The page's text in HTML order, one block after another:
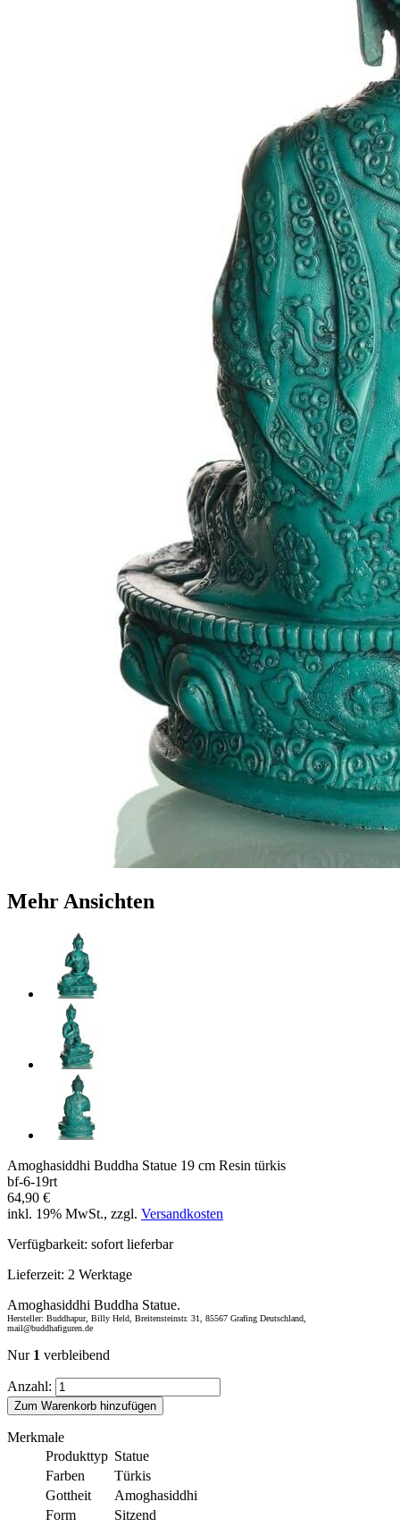
Mehr Ansichten
Amoghasiddhi Buddha Statue 19 cm Resin türkis
bf-6-19rt
64,90 €
inkl. 19% MwSt., zzgl. Versandkosten
Verfügbarkeit: sofort lieferbar
Lieferzeit: 2 Werktage
Amoghasiddhi Buddha Statue.
Hersteller: Buddhapur, Billy Held, Breitensteinstr. 31, 85567 Grafing Deutschland,
mail@buddhafiguren.de
Nur 1 verbleibend
Anzahl:
Zum Warenkorb hinzufügen
Merkmale
Produkttyp Statue
Farben
Türkis
Gottheit
Amoghasiddhi
Form
Sitzend